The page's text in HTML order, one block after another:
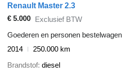
Renault Master 2.3
€ 5.000 Exclusief BTW
Goederen en personen bestelwagen
2014
250.000 km
Brandstof diesel